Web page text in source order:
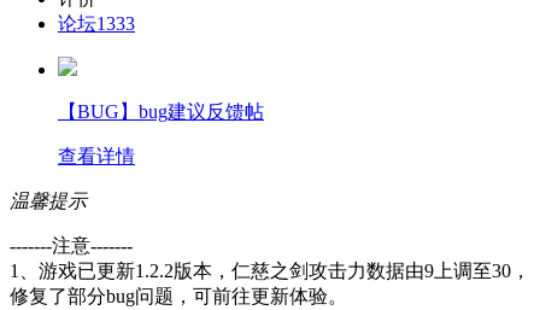
论坛1333
【BUG】bug建议反馈帖
查看详情
温馨提示
-------注意-------
1、游戏已更新1.2.2版本，仁慈之剑攻击力数据由9上调至30，
修复了部分bug问题，可前往更新体验。